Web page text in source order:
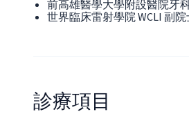
前高雄醫學大學附設醫院牙
世界臨床雷射學院 WCLI 副院
診療項目